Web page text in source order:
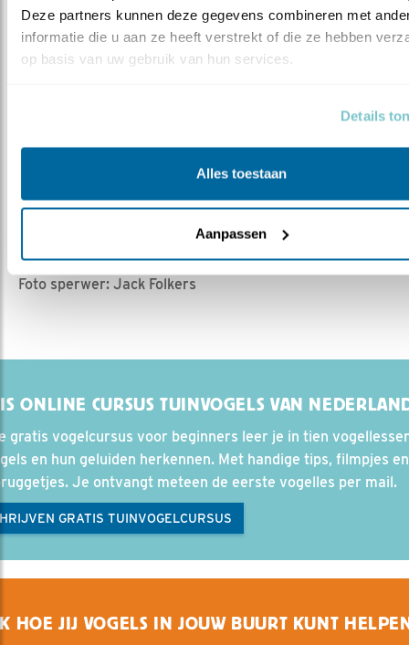
Deze partners kunnen deze gegevens combineren met
informatie die u aan ze heeft verstrekt of die ze hebben
op basis van uw gebruik van hun services.
Details
Alles toestaan
Aanpassen
Tuinen zijn in dorpen en steden belangrijke
leefgebieden voor vogels en andere soorten. De
trend is helaas steeds meer verstening. Maar hoe
leven in uw eigen tuin? Stenen eruit, groen erin.
www.tuintelling.nl!
Foto's: Hans Peeters
Foto sperwer: Jack Folkers
ONLINE CURSUS TUINVOGELS VAN
gratis vogelcursus voor beginners leer je in tien
en hun geluiden herkennen. Met handige tips, filmpjes en
Je ontvangt meteen de eerste vogelles per mail.
GRATIS TUINVOGELCURSUS
HOE JIJ VOGELS IN JOUW BUURT KUNT